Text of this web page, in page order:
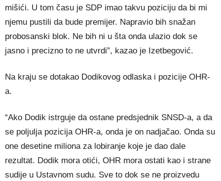
mišići. U tom času je SDP imao takvu poziciju da bi mi
njemu pustili da bude premijer. Napravio bih snažan
probosanski blok. Ne bih ni u šta onda ulazio dok se
jasno i precizno to ne utvrdi”, kazao je Izetbegović.
Na kraju se dotakao Dodikovog odlaska i pozicije OHR-
a.
“Ako Dodik istrguje da ostane predsjednik SNSD-a, a da
se poljulja pozicija OHR-a, onda je on nadjačao. Onda su
one desetine miliona za lobiranje koje je dao dale
rezultat. Dodik mora otići, OHR mora ostati kao i strane
sudije u Ustavnom sudu. Sve to dok se ne proizvedu